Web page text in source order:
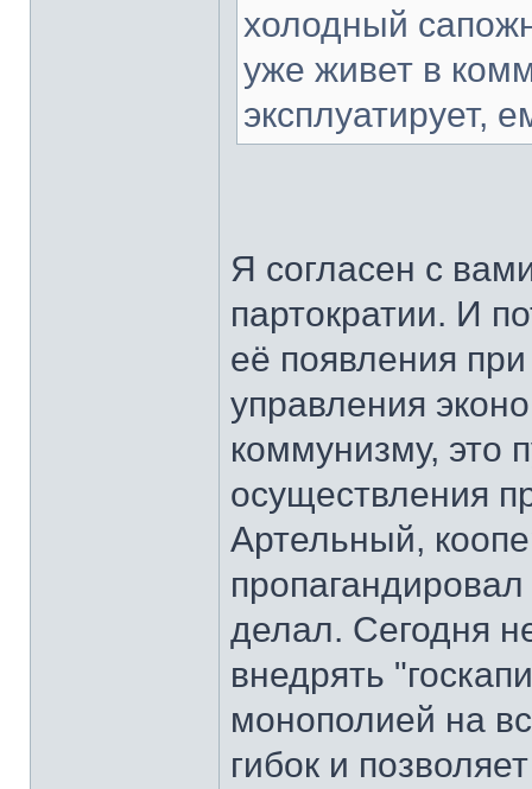
холодный
уже живет в
эксплуатирует,
Я согласен с
партократии. И
её появления
управления
коммунизму, это
осуществления
Артельный,
делал. Сегодня
внедрять
монополией на
гибок и